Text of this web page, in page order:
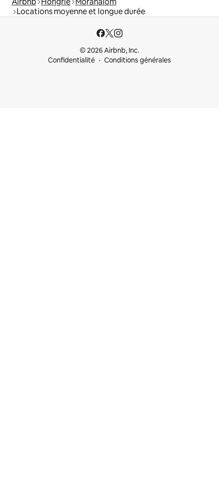
Locations moyenne et longue durée
© 2026 Airbnb, Inc.
Confidentialité
Conditions générales